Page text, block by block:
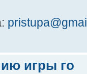
игры го